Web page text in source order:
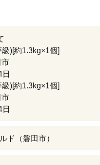
)[約1.3kg×1個]
)[約1.3kg×1個]
ド（磐田市）